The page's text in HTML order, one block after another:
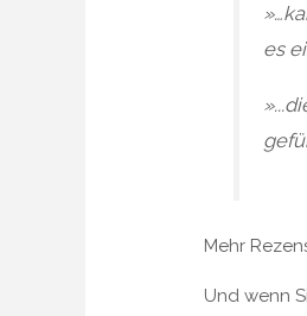
»
es
».
Mehr
Und wenn